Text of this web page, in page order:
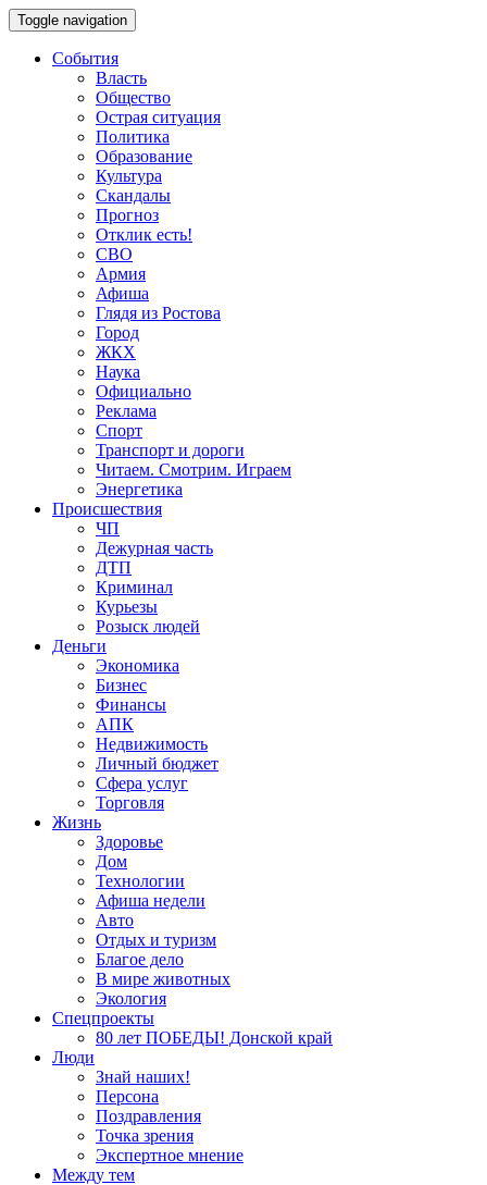
Toggle navigation
События
Власть
Общество
Острая ситуация
Политика
Образование
Культура
Скандалы
Прогноз
Отклик есть!
СВО
Армия
Афиша
Глядя из Ростова
Город
ЖКХ
Наука
Официально
Реклама
Спорт
Транспорт и дороги
Читаем. Смотрим. Играем
Энергетика
Происшествия
ЧП
Дежурная часть
ДТП
Криминал
Курьезы
Розыск людей
Деньги
Экономика
Бизнес
Финансы
АПК
Недвижимость
Личный бюджет
Сфера услуг
Торговля
Жизнь
Здоровье
Дом
Технологии
Афиша недели
Авто
Отдых и туризм
Благое дело
В мире животных
Экология
Спецпроекты
80 лет ПОБЕДЫ! Донской край
Люди
Знай наших!
Персона
Поздравления
Точка зрения
Экспертное мнение
Между тем